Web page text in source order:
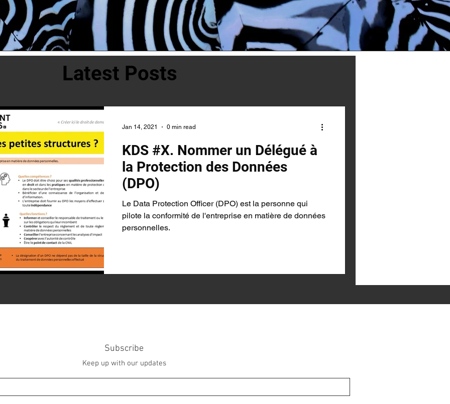
KDS #X. Nommer un Délégué à
la Protection des Données
(DPO)
Le Data Protection Officer (DPO) est la personne qui
pilote la conformité de l'entreprise en matière de données
personnelles.
Jan 14, 2021 0 min read
Latest Posts
Subscribe
Keep up with our updates